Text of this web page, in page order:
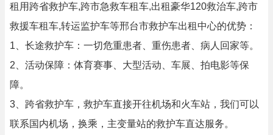
租用跨省救护车,跨市急救车租车,出租豪华120救治车,跨市
救援车租车,转运监护车等邢台市救护车出租中心的优势：
1、长途救护车：一切危重患者、重伤患者、病人回家等。
2、活动保障：体育赛事、大型活动、车展、拍电影等保
障。
3、跨省救护车，救护车直接开往机场和火车站，我们可以
联系国内机场，换乘，主变量站的救护车直达服务。